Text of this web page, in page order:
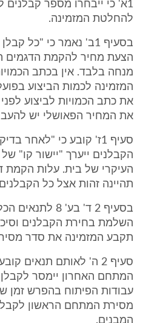
1א' כי ייבחרו מספר
להחלטת המזמינה.
בסעיף 1ב' נאמר כי "כל
הצעת מחיר להקמת הדגמים
מנחה בלבד. אין בכתב
המזמינה לכמות הביצוע
את כתב הכמויות לביצוע
את המחיר הפאושלי יש
סעיף 1ז' קובע כי "לאחר
הקבלנים ייערך "יישור קו"
העיקרי של בית. עלות הקמת
תהיינה זהות אצל כל
בסעיף 2 ד' בע' 8
השלמת בחירת הקבלנים
תקבע המזמינה את סדר
סעיף 2 ה' לאותם תנאים
המתחם האחרון יימסר
מסירת המתחם הראשון
המבנים.